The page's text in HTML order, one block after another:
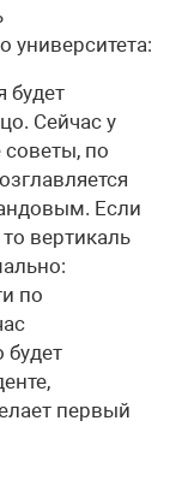
университета:
будет
Сейчас у
советы, по
Если
вертикаль
по
будет
первый